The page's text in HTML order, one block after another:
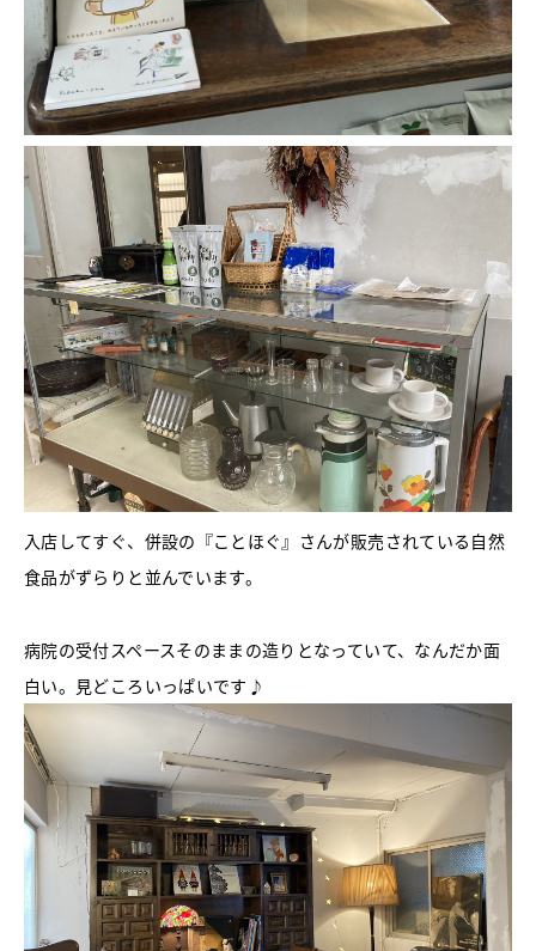
入店してすぐ、併設の『ことほぐ』さんが販売されている自然
食品がずらりと並んでいます。
病院の受付スペースそのままの造りとなっていて、なんだか面
白い。見どころいっぱいです♪